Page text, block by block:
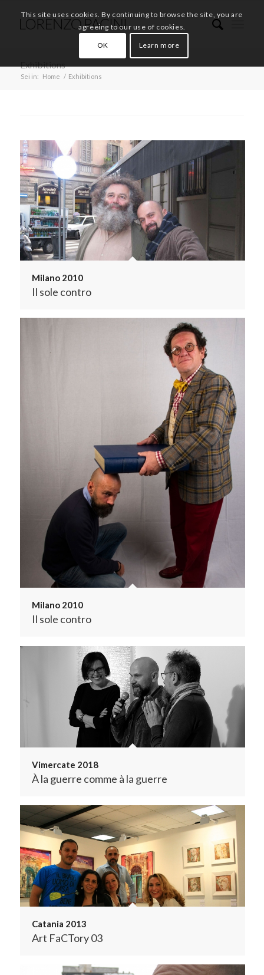
Exhibitions
Sei in: Home / Exhibitions
Milano 2010
Il sole contro
Milano 2010
Il sole contro
Vimercate 2018
À la guerre comme à la guerre
Catania 2013
Art FaCTory 03
This site uses cookies. By continuing to browse the site, you are
agreeing to our use of cookies.
OK Learn more